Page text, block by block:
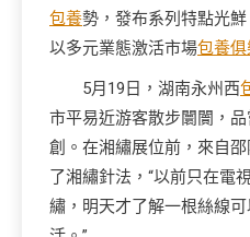
包養勢，發布系列特點光
以多元業態激活市場包養俱
5月19日，湖南永州西
市平易近游客散步闤闠，
創。在湘繡展位前，來自
了湘繡針法，“以前只在電
繡，明天才了解一根絲線